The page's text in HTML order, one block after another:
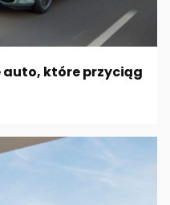
auto, które przyciąg